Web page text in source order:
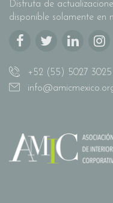
Disfruta de
disponible solamente en
+52 (55) 5027 3025